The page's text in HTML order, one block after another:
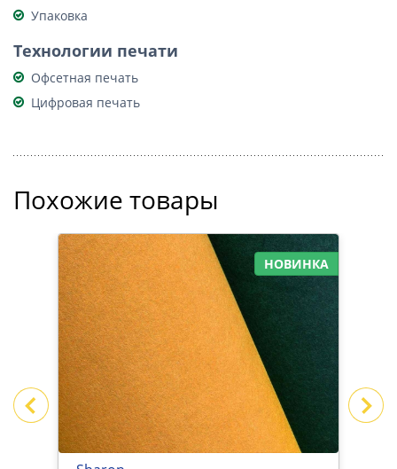
Упаковка
Технологии печати
Офсетная печать
Цифровая печать
Похожие товары
НОВИНКА